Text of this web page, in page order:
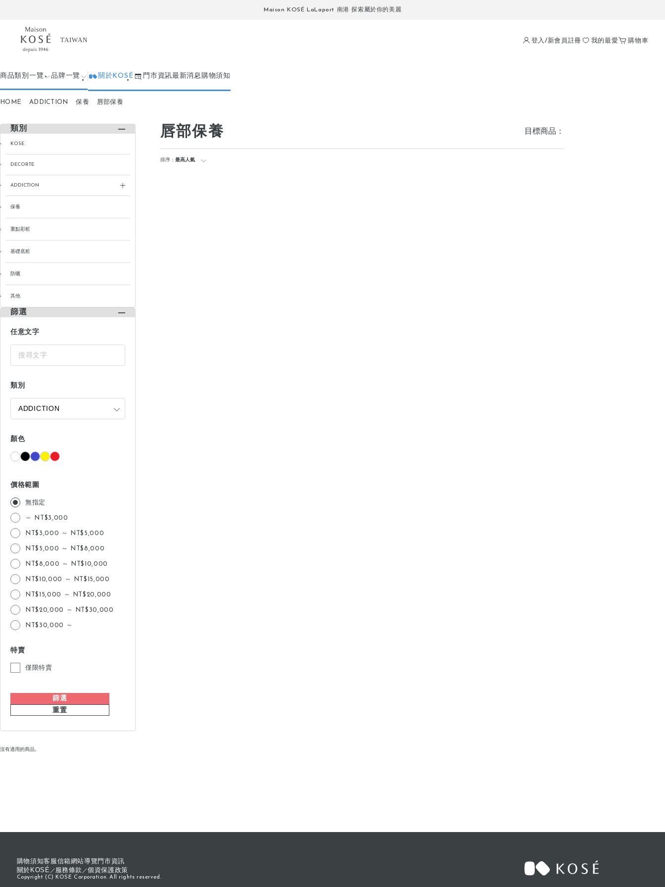
Maison KOSÉ LaLaport 南港 探索屬於你的美麗
登入/新會員註冊 我的最愛 購物車
商品類別一覽 品牌一覽 關於KOSÉ 門市資訊最新消息購物須知
HOME ADDICTION 保養 唇部保養
類別
KOSE
DECORTE
ADDICTION
保養
重點彩粧
基礎底粧
防曬
其他
篩選
任意文字
類別
顏色
價格範圍
無指定
～ NT$3,000
NT$3,000 ～ NT$5,000
NT$5,000 ～ NT$8,000
NT$8,000 ～ NT$10,000
NT$10,000 ～ NT$15,000
NT$15,000 ～ NT$20,000
NT$20,000 ～ NT$30,000
NT$30,000 ～
特賣
僅限特賣
篩選
重置
唇部保養 目標商品：
排序： 最高人氣
沒有適用的商品。
購物須知客服信箱網站導覽 門市資訊
關於KOSÉ
服務條款 個資保護政策
Copyright (C) KOSE Corporation. All rights reserved.